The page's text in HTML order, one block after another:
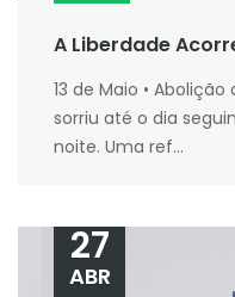
A Liberdade
13 de Maio •
sorriu até o dia
noite. Uma ref...
27
ABR